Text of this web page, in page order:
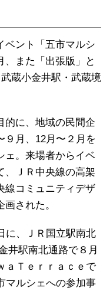
ベント「五市マルシ
、また「出張版」と
蔵小金井駅・武蔵境
的に、地域の民間企
９月、12月〜２月を
ェ。来場者からイベ
、ＪＲ中央線の高架
線コミュニティデザ
された。
に、ＪＲ国立駅南北
井駅南北通路で８月
ａＴｅｒｒａｃｅで
マルシェへの参加事